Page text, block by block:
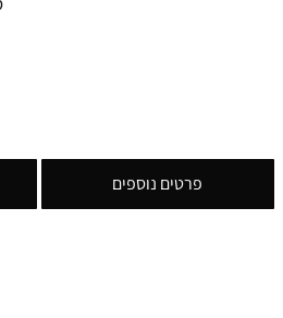
פרטים נוספים